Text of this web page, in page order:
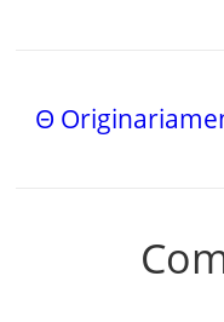
Θ